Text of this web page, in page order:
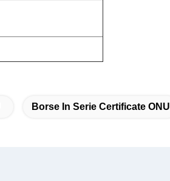
Borse In Serie Certificate ONU